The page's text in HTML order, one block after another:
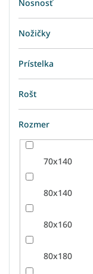
Nosnosť
Nožičky
Prístelka
Rošt
Rozmer
70x140
80x140
80x160
80x180